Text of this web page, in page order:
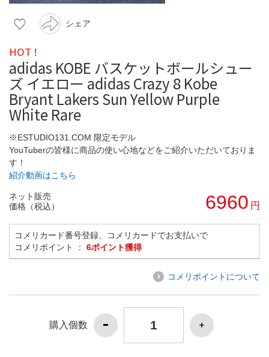
シェア
HOT !
adidas KOBE バスケットボールシュー
ズ イエロー adidas Crazy 8 Kobe
Bryant Lakers Sun Yellow Purple
White Rare
※ESTUDIO131.COM 限定モデル
YouTuberの皆様に商品の使い心地などをご紹介いただいておりま
す！
紹介動画はこちら
ネット販売
価格（税込）
6960 円
コメリカード番号登録、コメリカードでお支払いで
コメリポイント ： 6ポイント獲得
コメリポイントについて
購入個数